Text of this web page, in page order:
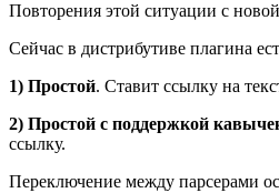
Повторения этой ситуации с
Сейчас в дистрибутиве плагина
1) Простой. Ставит ссылку на
2) Простой с поддержкой
ссылку.
Переключение между парсерами